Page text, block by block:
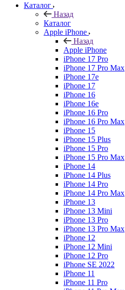
Каталог
Назад
Каталог
Apple iPhone
Назад
Apple iPhone
iPhone 17 Pro
iPhone 17 Pro Max
iPhone 17e
iPhone 17
iPhone 16
iPhone 16e
iPhone 16 Pro
iPhone 16 Pro Max
iPhone 15
iPhone 15 Plus
iPhone 15 Pro
iPhone 15 Pro Max
iPhone 14
iPhone 14 Plus
iPhone 14 Pro
iPhone 14 Pro Max
iPhone 13
iPhone 13 Mini
iPhone 13 Pro
iPhone 13 Pro Max
iPhone 12
iPhone 12 Mini
iPhone 12 Pro
iPhone SE 2022
iPhone 11
iPhone 11 Pro